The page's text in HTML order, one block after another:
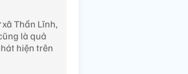
Thần Lĩnh,
là quả
hiện trên